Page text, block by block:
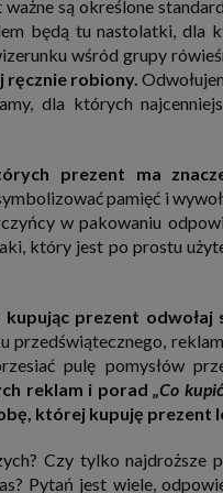
zbierania i przetwarzania
stronach, aplikacjach i w
SAGIER oraz nasi Zaufani
dane informatyczne
tablet, smartphone itp.),
urządzenia, podczas gdy
funkcjonowania
Przysługują Ci
Grupy SAGIER i Zaufanych
1. Jeśli udzieliłeś zgody
nie uchyli zgodności z
oraz prawo do wniesienia
Osobowych. Pod tym
uprawnień.
są określone
będą tu nastolatki, dla
wśród grupy
ręcznie robiony.
dla których
prezent ma
pamięć i
w pakowaniu
który jest po prostu
kupując prezent
przedświątecznego,
pulę pomysłów
reklam i porad„Co
której kupuję prezent
Czy tylko najdroższe
Pytań jest wiele,